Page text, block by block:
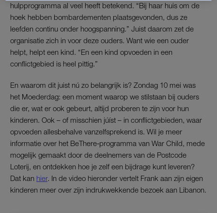
hulpprogramma al veel heeft betekend. “Bij haar huis om de
hoek hebben bombardementen plaatsgevonden, dus ze
leefden continu onder hoogspanning.” Juist daarom zet de
organisatie zich in voor deze ouders. Want wie een ouder
helpt, helpt een kind. “En een kind opvoeden in een
conflictgebied is heel pittig.”
En waarom dit juist nú zo belangrijk is? Zondag 10 mei was
het Moederdag: een moment waarop we stilstaan bij ouders
die er, wat er ook gebeurt, altijd proberen te zijn voor hun
kinderen. Ook – of misschien júíst – in conflictgebieden, waar
opvoeden allesbehalve vanzelfsprekend is. Wil je meer
informatie over het BeThere‑programma van War Child, mede
mogelijk gemaakt door de deelnemers van de Postcode
Loterij, en ontdekken hoe je zelf een bijdrage kunt leveren?
Dat kan hier. In de video hieronder vertelt Frank aan zijn eigen
kinderen meer over zijn indrukwekkende bezoek aan Libanon.